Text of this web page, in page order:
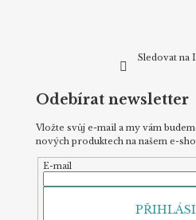
Sledovat na
Odebírat newsletter
Vložte svůj e-mail a my vám
nových produktech na našem e-
E-mail